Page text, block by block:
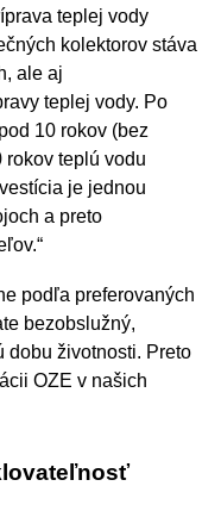
teplej vody
kolektorov stáva
ale aj
teplej vody. Po
10 rokov (bez
teplú vodu
je jednou
a preto
podľa preferovaných
bezobslužný,
dobu životnosti. Preto
OZE v našich